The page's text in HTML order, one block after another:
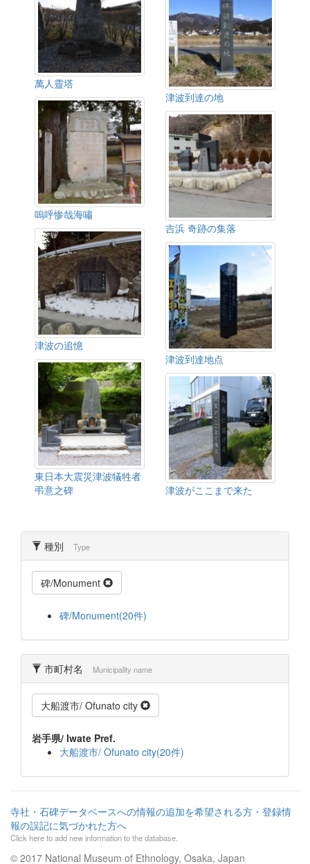
萬人靈塔
津波到達の地
嗚呼惨哉海嘯
吉浜 奇跡の集落
津波の追憶
津波到達地点
東日本大震災津波犠牲者
弔意之碑
津波がここまで来た
種別 Type
碑/Monument
碑/Monument(20件)
市町村名 Municipality name
大船渡市/ Ofunato city
岩手県/ Iwate Pref.
大船渡市/ Ofunato city(20件)
寺社・石碑データベースへの情報の追加を希望される方・登録情
報の誤記に気づかれた方へ
Click here to add new information to the database.
© 2017 National Museum of Ethnology, Osaka, Japan